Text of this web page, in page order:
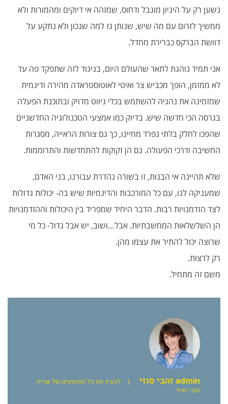
נשען רק על היגיון מוגבל ודחוס, שמזהה אי דיוקים ומהמורות ולא
ממשיך לזרום עם מה שיש, שנותן גז למה שנכון ולא נתקע על
דוושת הברקס כברירת מחדל.
אני תמיד נוהגת לתאר שהעולם היום, בניגוד לזה שתפקד פה עד
לא ממזמן, הופך מכביש צר ואיטי לאוטוסטראדה מהירה ודינמית
שמזמינה את נהגיה להשתמש בכלי ניווט מדויק ובתוכנת הפעלה
בגרסה הכי חדשה שיש. בדיוק כמו אמצעי הטכנולוגיה החדשניים
שהפכו לחלק בלתי נפרד מחיינו, כך גם צורות הראייה, מסגרות
החשיבה ודרכי הפעולה. גם הן זקוקות להתחדשות והתרוממות.
שלא תהיינה אי הבנות, זו בשורה נהדרת עבורנו, בני האדם,
שמעניקה לנו, עם כל המורכבות והדינמיות שיש בה- יכולות גדולות
לצד הזדמנויות רבות. הדבר היחיד שמפריד בין היכולות וההזדמנויות
הן השלשלאות המחשבתיות. אבל…ושוב, יש אבל גדול- כל מי
שרוצה יכול להתיר את עצמו מהן.
רק לרצות.
משם זה מתחיל.
admin זהבי סוזי |
להציג את כל הפוסטים של שרית
זהבי סוזי